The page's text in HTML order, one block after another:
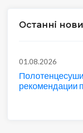
Останні
01.08.2026
рекомендации